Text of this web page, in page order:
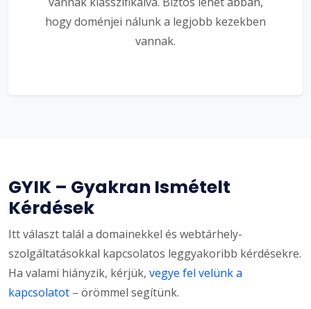
hogy doménjei nálunk a legjobb kezekben
vannak.
GYIK – Gyakran Ismételt
Kérdések
Itt választ talál a domainekkel és webtárhely-
szolgáltatásokkal kapcsolatos leggyakoribb kérdésekre.
Ha valami hiányzik, kérjük, vegye fel velünk a
kapcsolatot – örömmel segítünk.